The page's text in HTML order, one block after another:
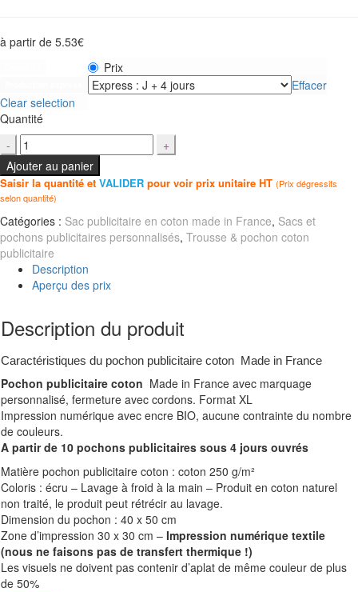
à partir de 5.53€
Prix
Effacer
Clear selection
Quantité
Ajouter au panier
Saisir la quantité et VALIDER pour voir prix unitaire HT (Prix dégressifs
selon quantité)
Catégories : Sac publicitaire en coton made in France, Sacs et
pochons publicitaires personnalisés, Trousse & pochon coton
publicitaire
Description
Aperçu des prix
Description du produit
Caractéristiques du pochon publicitaire coton Made in France
Pochon publicitaire coton Made in France avec marquage
personnalisé, fermeture avec cordons. Format XL
Impression numérique avec encre BIO, aucune contrainte du nombre
de couleurs.
A partir de 10 pochons publicitaires sous 4 jours ouvrés
Matière pochon publicitaire coton : coton 250 g/m²
Coloris : écru – Lavage à froid à la main – Produit en coton naturel
non traité, le produit peut rétrécir au lavage.
Dimension du pochon : 40 x 50 cm
Zone d’impression 30 x 30 cm – Impression numérique textile
(nous ne faisons pas de transfert thermique !)
Les visuels ne doivent pas contenir d’aplat de même couleur de plus
de 50%